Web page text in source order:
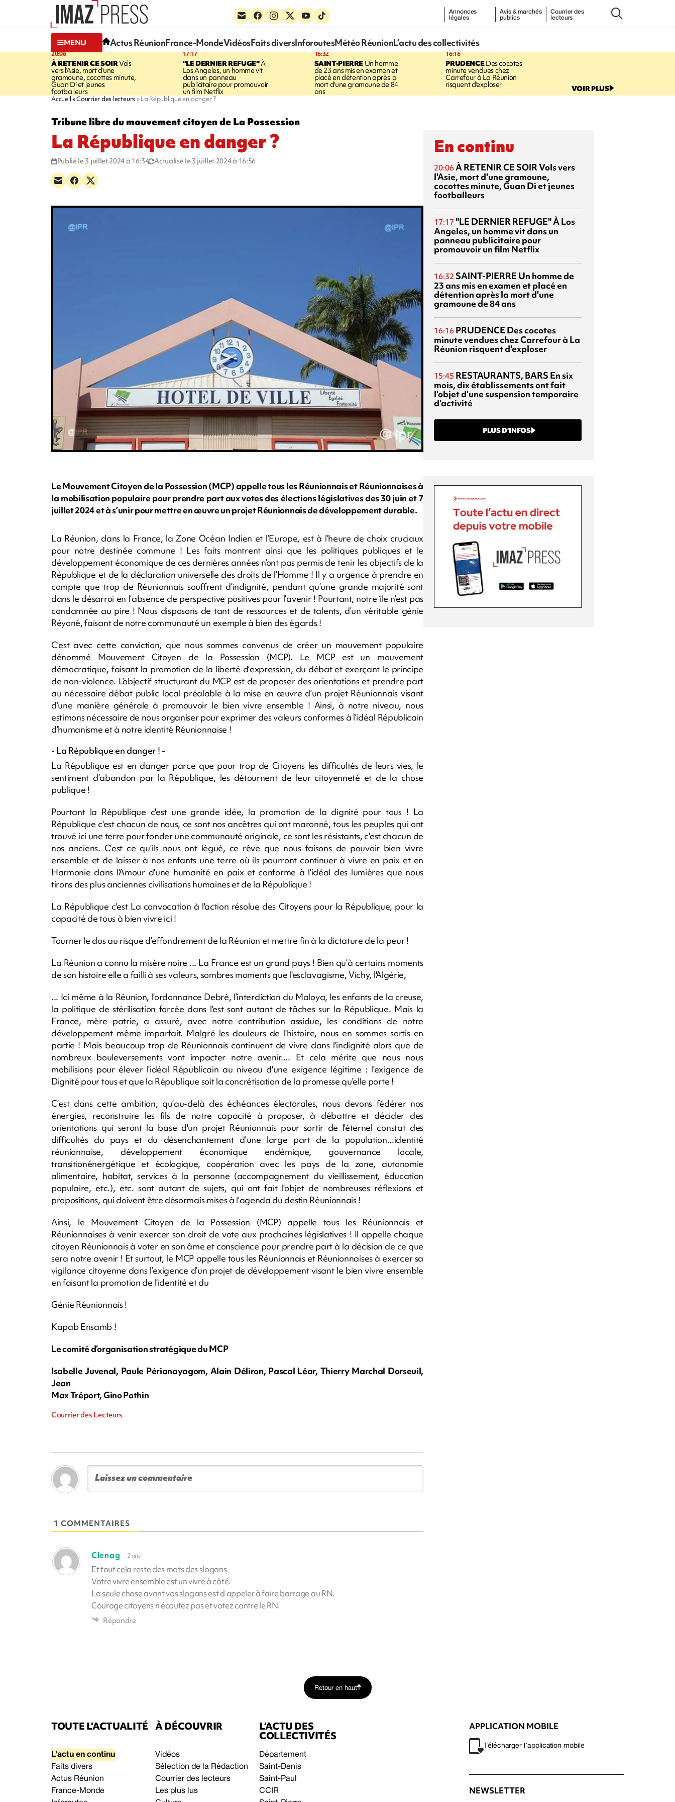
Annonces
légales
Avis & marchés
publics
Courrier des
lecteurs
MENU Actus RéunionFrance-MondeVidéosFaits diversInforoutesMétéo RéunionL’actu des collectivités
20:06
À RETENIR CE SOIRVols
vers l'Asie, mort d'une
gramoune, cocottes minute,
Guan Di et jeunes
footballeurs
17:17
"LE DERNIER REFUGE"À
Los Angeles, un homme vit
dans un panneau
publicitaire pour promouvoir
un film Netflix
16:32
SAINT-PIERREUn homme
de 23 ans mis en examen et
placé en détention après la
mort d'une gramoune de 84
ans
16:16
PRUDENCEDes cocotes
minute vendues chez
Carrefour à La Réunion
risquent d'exploser VOIR PLUS
Accueil Courrier des lecteurs La République en danger ?
Tribune libre du mouvement citoyen de La Possession
La République en danger ?
Publié le 3 juillet 2024 à 16:34 Actualisé le 3 juillet 2024 à 16:56
Le Mouvement Citoyen de la Possession (MCP) appelle tous les Réunionnais et Réunionnaises à
la mobilisation populaire pour prendre part aux votes des élections législatives des 30 juin et 7
juillet 2024 et à s’unir pour mettre en œuvre un projet Réunionnais de développement durable.
La Réunion, dans la France, la Zone Océan Indien et l’Europe, est à l’heure de choix cruciaux
pour notre destinée commune ! Les faits montrent ainsi que les politiques publiques et le
développement économique de ces dernières années n’ont pas permis de tenir les objectifs de la
République et de la déclaration universelle des droits de l’Homme ! Il y a urgence à prendre en
compte que trop de Réunionnais souffrent d’indignité, pendant qu’une grande majorité sont
dans le désarroi en l’absence de perspective positives pour l’avenir ! Pourtant, notre île n’est pas
condamnée au pire ! Nous disposons de tant de ressources et de talents, d’un véritable génie
Réyoné, faisant de notre communauté un exemple à bien des égards !
C’est avec cette conviction, que nous sommes convenus de créer un mouvement populaire
dénommé Mouvement Citoyen de la Possession (MCP). Le MCP est un mouvement
démocratique, faisant la promotion de la liberté d’expression, du débat et exerçant le principe
de non-violence. L’objectif structurant du MCP est de proposer des orientations et prendre part
au nécessaire débat public local préalable à la mise en œuvre d’un projet Réunionnais visant
d’une manière générale à promouvoir le bien vivre ensemble ! Ainsi, à notre niveau, nous
estimons nécessaire de nous organiser pour exprimer des valeurs conformes à l’idéal Républicain
d’humanisme et à notre identité Réunionnaise !
- La République en danger ! -
La République est en danger parce que pour trop de Citoyens les difficultés de leurs vies, le
sentiment d’abandon par la République, les détournent de leur citoyenneté et de la chose
publique !
Pourtant la République c'est une grande idée, la promotion de la dignité pour tous ! La
République c'est chacun de nous, ce sont nos ancêtres qui ont maronné, tous les peuples qui ont
trouvé ici une terre pour fonder une communauté originale, ce sont les résistants, c'est chacun de
nos anciens. C’est ce qu'ils nous ont légué, ce rêve que nous faisons de pouvoir bien vivre
ensemble et de laisser à nos enfants une terre où ils pourront continuer à vivre en paix et en
Harmonie dans l'Amour d'une humanité en paix et conforme à l'idéal des lumières que nous
tirons des plus anciennes civilisations humaines et de la République !
La République c'est La convocation à l'action résolue des Citoyens pour la République, pour la
capacité de tous à bien vivre ici !
Tourner le dos au risque d’effondrement de la Réunion et mettre fin à la dictature de la peur !
La Réunion a connu la misère noire ... La France est un grand pays ! Bien qu’à certains moments
de son histoire elle a failli à ses valeurs, sombres moments que l'esclavagisme, Vichy, l'Algérie,
... Ici même à la Réunion, l'ordonnance Debré, l’interdiction du Maloya, les enfants de la creuse,
la politique de stérilisation forcée dans l'est sont autant de tâches sur la République. Mais la
France, mère patrie, a assuré, avec notre contribution assidue, les conditions de notre
développement même imparfait. Malgré les douleurs de l'histoire, nous en sommes sortis en
partie ! Mais beaucoup trop de Réunionnais continuent de vivre dans l'indignité alors que de
nombreux bouleversements vont impacter notre avenir.... Et cela mérite que nous nous
mobilisions pour élever l'idéal Républicain au niveau d'une exigence légitime : l'exigence de
Dignité pour tous et que la République soit la concrétisation de la promesse qu'elle porte !
C’est dans cette ambition, qu’au-delà des échéances électorales, nous devons fédérer nos
énergies, reconstruire les fils de notre capacité à proposer, à débattre et décider des
orientations qui seront la base d'un projet Réunionnais pour sortir de l'éternel constat des
difficultés du pays et du désenchantement d'une large part de la population...identité
réunionnaise, développement économique endémique, gouvernance locale,
transitionénergétique et écologique, coopération avec les pays de la zone, autonomie
alimentaire, habitat, services à la personne (accompagnement du vieillissement, éducation
populaire, etc.), etc. sont autant de sujets, qui ont fait l'objet de nombreuses réflexions et
propositions, qui doivent être désormais mises à l’agenda du destin Réunionnais !
Ainsi, le Mouvement Citoyen de la Possession (MCP) appelle tous les Réunionnais et
Réunionnaises à venir exercer son droit de vote aux prochaines législatives ! Il appelle chaque
citoyen Réunionnais à voter en son âme et conscience pour prendre part à la décision de ce que
sera notre avenir ! Et surtout, le MCP appelle tous les Réunionnais et Réunionnaises à exercer sa
vigilance citoyenne dans l’exigence d’un projet de développement visant le bien vivre ensemble
en faisant la promotion de l’identité et du
Génie Réunionnais !
Kapab Ensamb !
Le comité d’organisation stratégique du MCP
Isabelle Juvenal, Paule Périanayagom, Alain Déliron, Pascal Léar, Thierry Marchal Dorseuil,
Jean
Max Tréport, Gino Pothin
Courrier des Lecteurs
1 COMMENTAIRES
Clenag 2 ans
Et tout cela reste des mots des slogans
Votre vivre ensemble est un vivre à côté.
La seule chose avant vos slogans est d appeler à faire barrage au RN.
Courage citoyens n écoutez pas et votez contre le RN.
Répondre
En continu
20:06À RETENIR CE SOIRVols vers
l'Asie, mort d'une gramoune,
cocottes minute, Guan Di et jeunes
footballeurs
17:17 "LE DERNIER REFUGE"À Los
Angeles, un homme vit dans un
panneau publicitaire pour
promouvoir un film Netflix
16:32 SAINT-PIERRE Un homme de
23 ans mis en examen et placé en
détention après la mort d'une
gramoune de 84 ans
16:16 PRUDENCE Des cocotes
minute vendues chez Carrefour à La
Réunion risquent d'exploser
15:45 RESTAURANTS, BARS En six
mois, dix établissements ont fait
l'objet d'une suspension temporaire
d'activité
PLUS D’INFOS
Retour en haut
TOUTE L’ACTUALITÉ
L’actu en continu
Faits divers
Actus Réunion
France-Monde
À DÉCOUVRIR
Vidéos
Sélection de la Rédaction
Courrier des lecteurs
Les plus lus
L’ACTU DES
COLLECTIVITÉS
Département
Saint-Denis
Saint-Paul
CCIR
APPLICATION MOBILE
Télécharger l’application mobile
NEWSLETTER